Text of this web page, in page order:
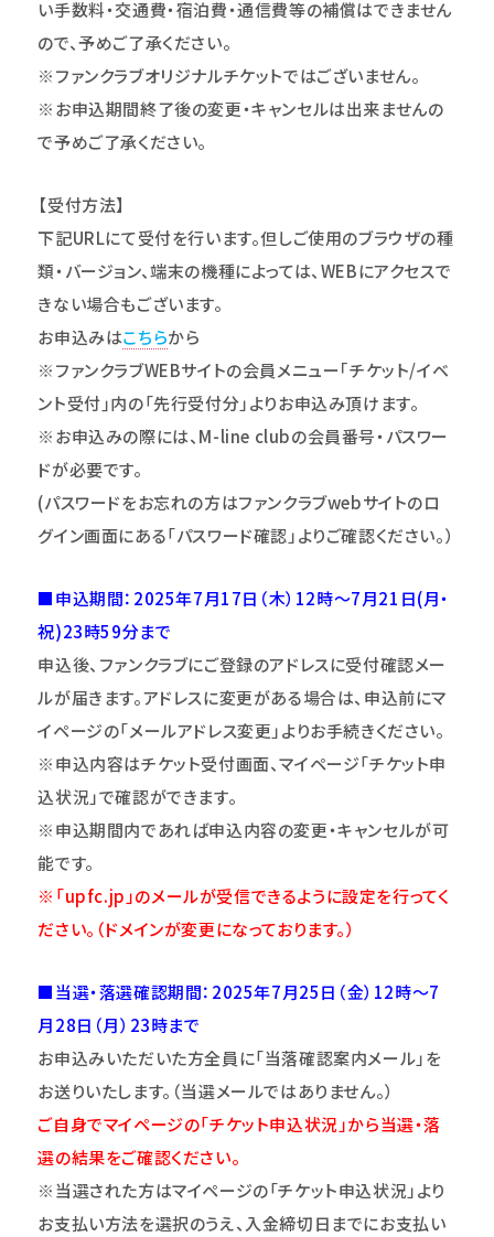
い手数料・交通費・宿泊費・通信費等の補償はできません
ので、予めご了承ください。
※ファンクラブオリジナルチケットではございません。
※お申込期間終了後の変更・キャンセルは出来ませんの
で予めご了承ください。
【受付方法】
下記URLにて受付を行います。但しご使用のブラウザの種
類・バージョン、端末の機種によっては、WEBにアクセスで
きない場合もございます。
お申込みはこちらから
※ファンクラブWEBサイトの会員メニュー｢チケット/イベ
ント受付｣内の「先行受付分」よりお申込み頂けます。
※お申込みの際には、M-line clubの会員番号・パスワー
ドが必要です。
(パスワードをお忘れの方はファンクラブwebサイトのロ
グイン画面にある「パスワード確認」よりご確認ください。）
■申込期間：2025年7月17日（木）12時～7月21日(月・
祝)23時59分まで
申込後、ファンクラブにご登録のアドレスに受付確認メー
ルが届きます。アドレスに変更がある場合は、申込前にマ
イページの「メールアドレス変更」よりお手続きください。
※申込内容はチケット受付画面、マイページ「チケット申
込状況」で確認ができます。
※申込期間内であれば申込内容の変更・キャンセルが可
能です。
※「upfc.jp」のメールが受信できるように設定を行ってく
ださい。（ドメインが変更になっております。）
■当選・落選確認期間：2025年7月25日（金）12時～7
月28日（月）23時まで
お申込みいただいた方全員に「当落確認案内メール」を
お送りいたします。（当選メールではありません。）
ご自身でマイページの「チケット申込状況」から当選・落
選の結果をご確認ください。
※当選された方はマイページの「チケット申込状況」より
お支払い方法を選択のうえ、入金締切日までにお支払い